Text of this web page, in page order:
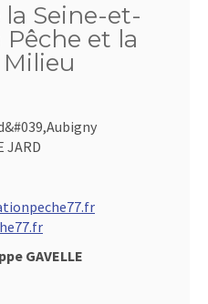
Seine-et-
et la
JARD
GAVELLE